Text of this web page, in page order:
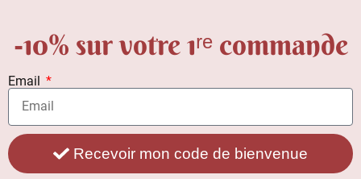
-10% sur votre 1ʳᵉ commande
Email
Recevoir mon code de bienvenue